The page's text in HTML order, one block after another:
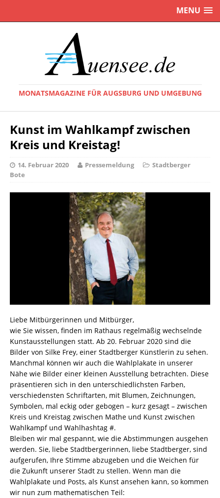
MENU
MONATSMAGAZINE FÜR AUGSBURG UND UMGEBUNG
Kunst im Wahlkampf zwischen
Kreis und Kreistag!
14. Februar 2020 Pressemeldung
Stadtberger
Bote
Liebe Mitbürgerinnen und Mitbürger,
wie Sie wissen, finden im Rathaus regelmäßig wechselnde
Kunstausstellungen statt. Ab 20. Februar 2020 sind die
Bilder von Silke Frey, einer Stadtberger Künstlerin zu sehen.
Manchmal können wir auch die Wahlplakate in unserer
Nähe wie Bilder einer kleinen Ausstellung betrachten. Diese
präsentieren sich in den unterschiedlichsten Farben,
verschiedensten Schriftarten, mit Blumen, Zeichnungen,
Symbolen, mal eckig oder gebogen – kurz gesagt – zwischen
Kreis und Kreistag zwischen Mathe und Kunst zwischen
Wahlkampf und Wahlhashtag #.
Bleiben wir mal gespannt, wie die Abstimmungen ausgehen
werden. Sie, liebe Stadtbergerinnen, liebe Stadtberger, sind
aufgerufen, Ihre Stimme abzugeben und die Weichen für
die Zukunft unserer Stadt zu stellen. Wenn man die
Wahlplakate und Posts, als Kunst ansehen kann, so kommen
wir nun zum mathematischen Teil: